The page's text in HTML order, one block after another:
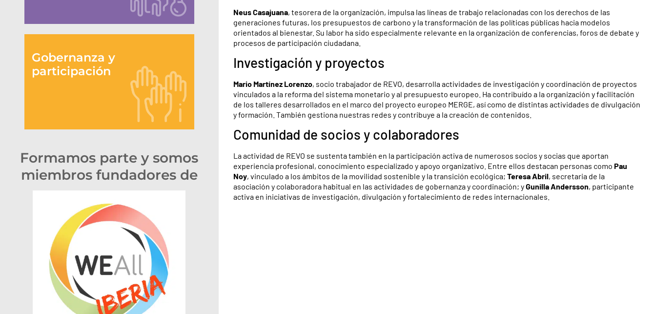
Gobernanza y
participación
Formamos parte y somos
miembros fundadores de
Neus Casajuana, tesorera de la organización, impulsa las líneas de trabajo relacionadas con los derechos de las
generaciones futuras, los presupuestos de carbono y la transformación de las políticas públicas hacia modelos
orientados al bienestar. Su labor ha sido especialmente relevante en la organización de conferencias, foros de debate y
procesos de participación ciudadana.
Investigación y proyectos
Mario Martínez Lorenzo, socio trabajador de REVO, desarrolla actividades de investigación y coordinación de proyectos
vinculados a la reforma del sistema monetario y al presupuesto europeo. Ha contribuído a la organización y facilitación
de los talleres desarrollados en el marco del proyecto europeo MERGE, así como de distintas actividades de divulgación
y formación. También gestiona nuestras redes y contribuye a la creación de contenidos.
Comunidad de socios y colaboradores
La actividad de REVO se sustenta también en la participación activa de numerosos socios y socias que aportan
experiencia profesional, conocimiento especializado y apoyo organizativo. Entre ellos destacan personas como Pau
Noy, vinculado a los ámbitos de la movilidad sostenible y la transición ecológica; Teresa Abril, secretaria de la
asociación y colaboradora habitual en las actividades de gobernanza y coordinación; yGunilla Andersson, participante
activa en iniciativas de investigación, divulgación y fortalecimiento de redes internacionales.